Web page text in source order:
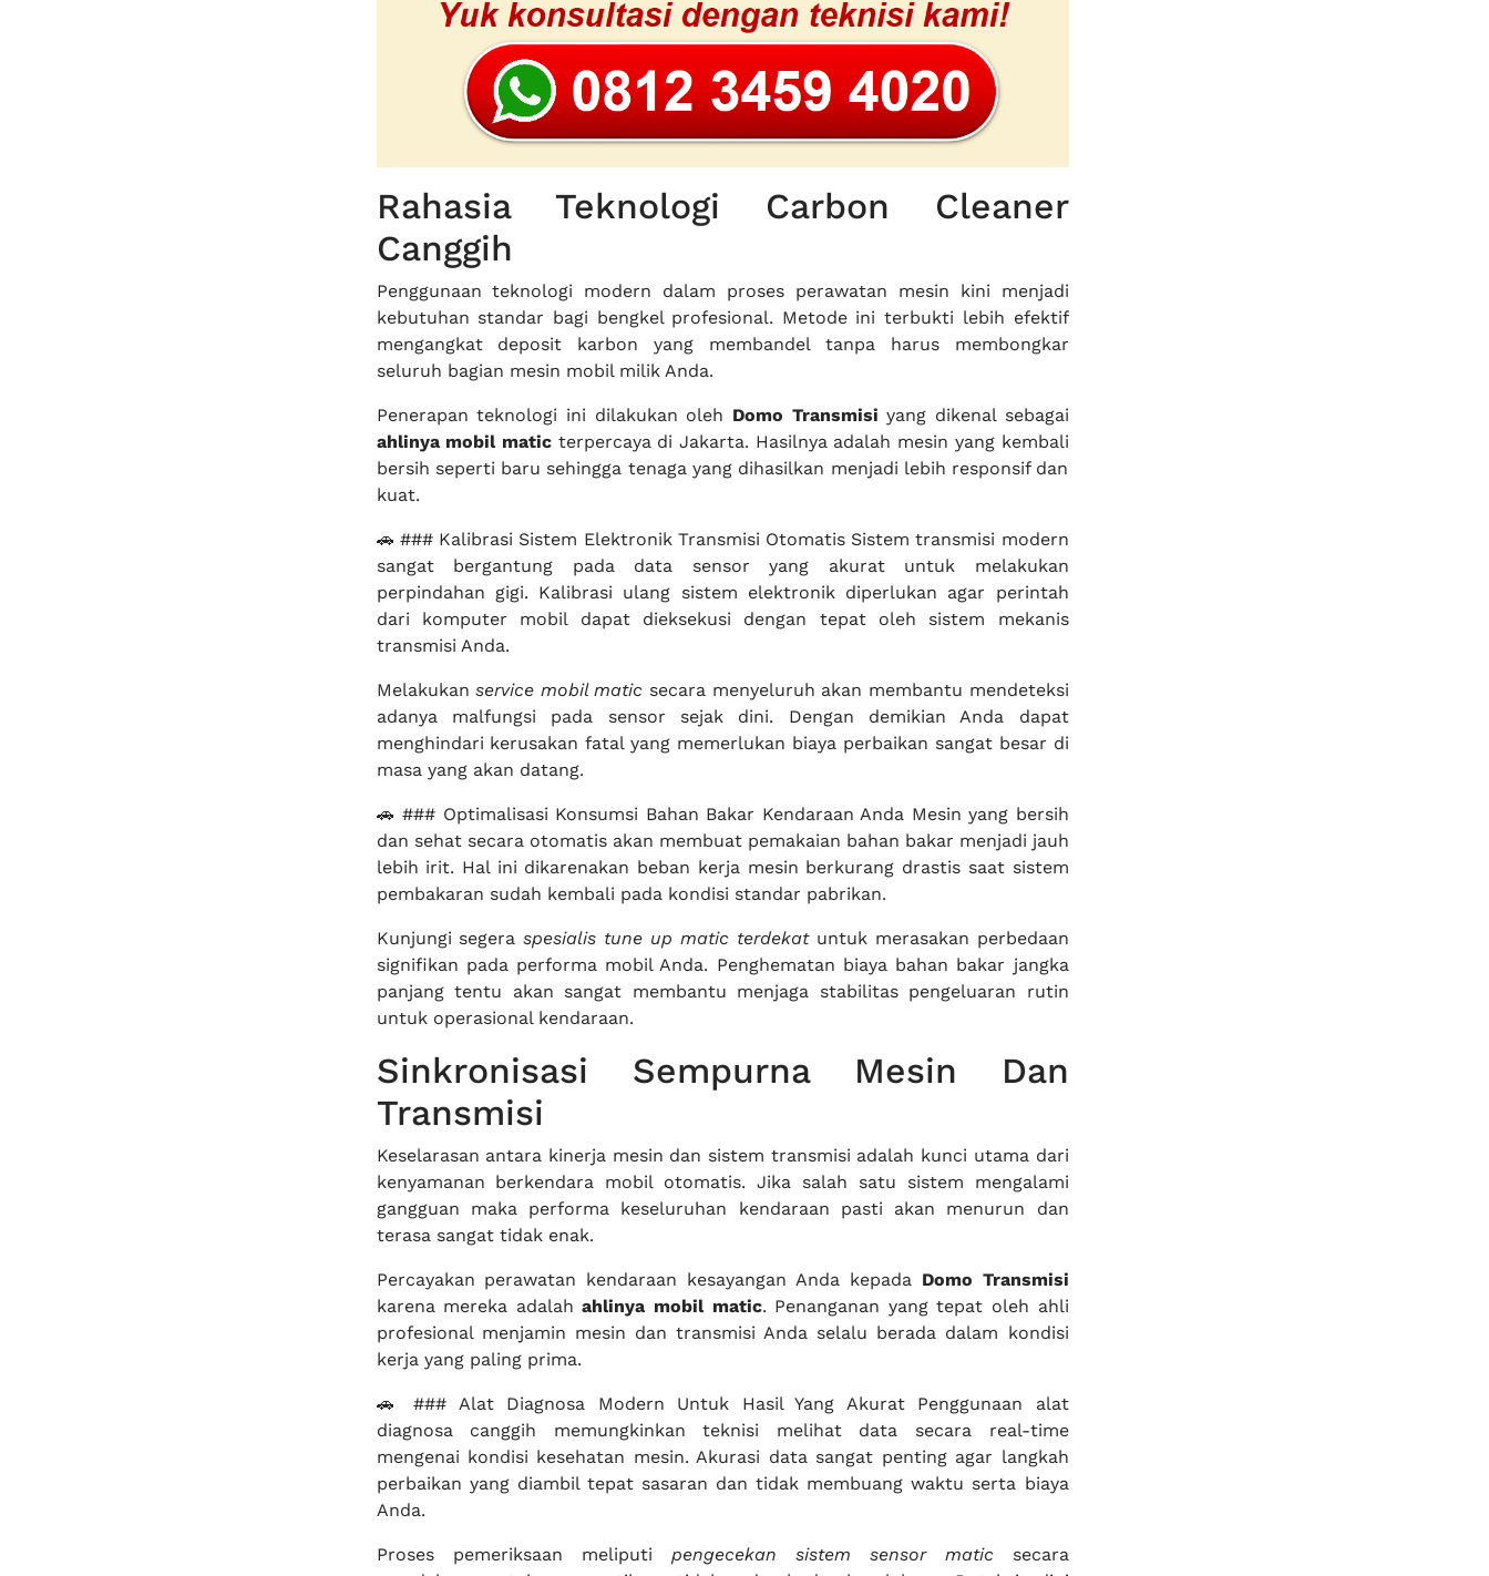
Rahasia Teknologi Carbon Cleaner
Canggih
Penggunaan teknologi modern dalam proses perawatan mesin kini menjadi
kebutuhan standar bagi bengkel profesional. Metode ini terbukti lebih efektif
mengangkat deposit karbon yang membandel tanpa harus membongkar
seluruh bagian mesin mobil milik Anda.
Penerapan teknologi ini dilakukan oleh Domo Transmisi yang dikenal sebagai
ahlinya mobil maticterpercaya di Jakarta. Hasilnya adalah mesin yang kembali
bersih seperti baru sehingga tenaga yang dihasilkan menjadi lebih responsif dan
kuat.
🚗 ### Kalibrasi Sistem Elektronik Transmisi Otomatis Sistem transmisi modern
sangat bergantung pada data sensor yang akurat untuk melakukan
perpindahan gigi. Kalibrasi ulang sistem elektronik diperlukan agar perintah
dari komputer mobil dapat dieksekusi dengan tepat oleh sistem mekanis
transmisi Anda.
Melakukanservice mobil matic secara menyeluruh akan membantu mendeteksi
adanya malfungsi pada sensor sejak dini. Dengan demikian Anda dapat
menghindari kerusakan fatal yang memerlukan biaya perbaikan sangat besar di
masa yang akan datang.
🚗 ### Optimalisasi Konsumsi Bahan Bakar Kendaraan Anda Mesin yang bersih
dan sehat secara otomatis akan membuat pemakaian bahan bakar menjadi jauh
lebih irit. Hal ini dikarenakan beban kerja mesin berkurang drastis saat sistem
pembakaran sudah kembali pada kondisi standar pabrikan.
Kunjungi segeraspesialis tune up matic terdekatuntuk merasakan perbedaan
signifikan pada performa mobil Anda. Penghematan biaya bahan bakar jangka
panjang tentu akan sangat membantu menjaga stabilitas pengeluaran rutin
untuk operasional kendaraan.
Sinkronisasi Sempurna Mesin Dan
Transmisi
Keselarasan antara kinerja mesin dan sistem transmisi adalah kunci utama dari
kenyamanan berkendara mobil otomatis. Jika salah satu sistem mengalami
gangguan maka performa keseluruhan kendaraan pasti akan menurun dan
terasa sangat tidak enak.
Percayakan perawatan kendaraan kesayangan Anda kepada Domo Transmisi
karena mereka adalahahlinya mobil matic. Penanganan yang tepat oleh ahli
profesional menjamin mesin dan transmisi Anda selalu berada dalam kondisi
kerja yang paling prima.
🚗 ### Alat Diagnosa Modern Untuk Hasil Yang Akurat Penggunaan alat
diagnosa canggih memungkinkan teknisi melihat data secara real-time
mengenai kondisi kesehatan mesin. Akurasi data sangat penting agar langkah
perbaikan yang diambil tepat sasaran dan tidak membuang waktu serta biaya
Anda.
Proses pemeriksaan meliputi pengecekan sistem sensor maticsecara